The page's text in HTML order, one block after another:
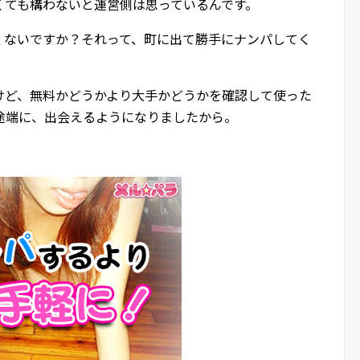
も構わないと運営側は思っているんです。
いですか？それって、町に出て勝手にナンパしてく
、無料かどうかより大手かどうかを確認して使った
に、出会えるようになりましたから。